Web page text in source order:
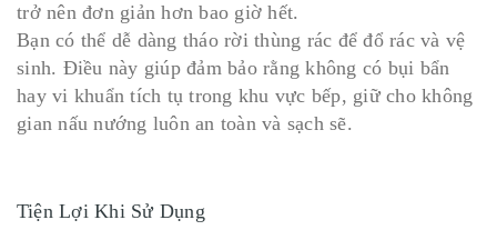
trở nên đơn giản hơn bao giờ hết.
Bạn có thể dễ dàng tháo rời thùng rác để đổ rác và vệ
sinh. Điều này giúp đảm bảo rằng không có bụi bẩn
hay vi khuẩn tích tụ trong khu vực bếp, giữ cho không
gian nấu nướng luôn an toàn và sạch sẽ.
Tiện Lợi Khi Sử Dụng